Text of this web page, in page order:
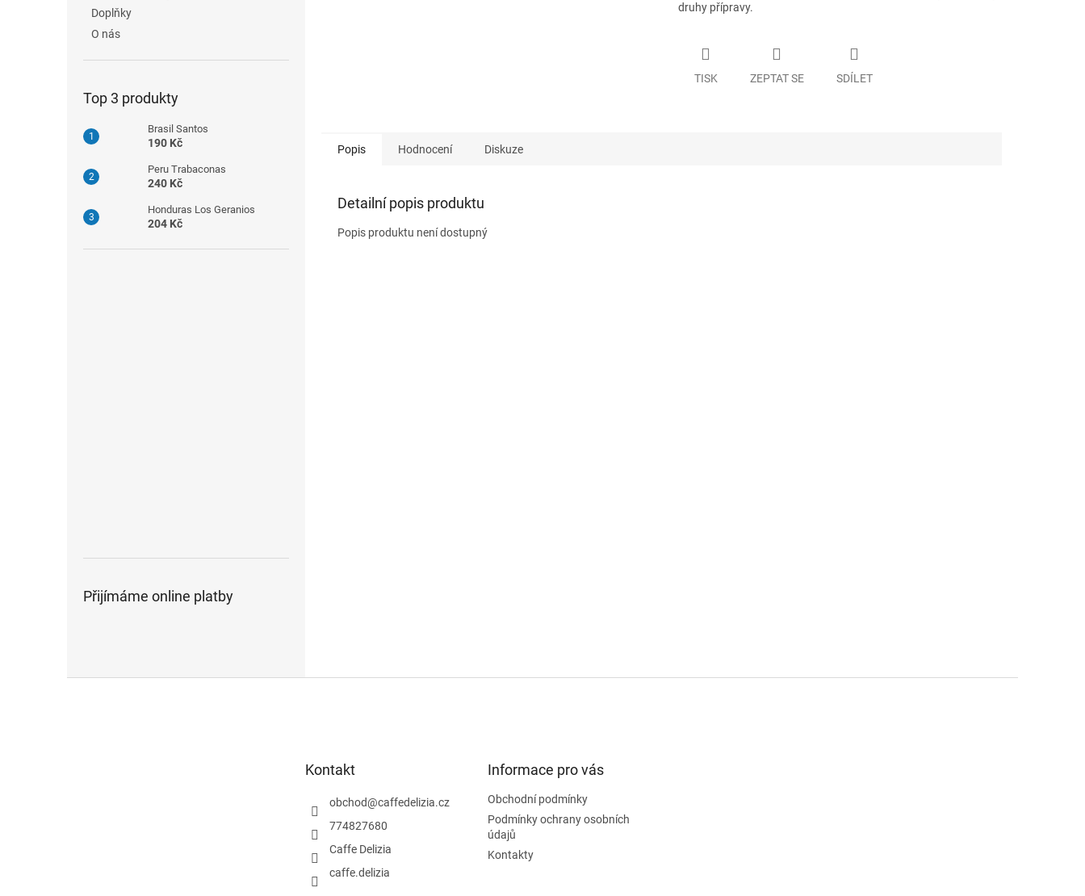
Doplňky
O nás
Top 3 produkty
Brasil Santos
190 Kč
Peru Trabaconas
240 Kč
Honduras Los Geranios
204 Kč
Přijímáme online platby
druhy přípravy.
TISK ZEPTAT SE SDÍLET
Popis Hodnocení Diskuze
Detailní popis produktu
Popis produktu není dostupný
Kontakt
obchod@caffedelizia.cz
774827680
Caffe Delizia
caffe.delizia
Informace pro vás
Obchodní podmínky
Podmínky ochrany osobních
údajů
Kontakty